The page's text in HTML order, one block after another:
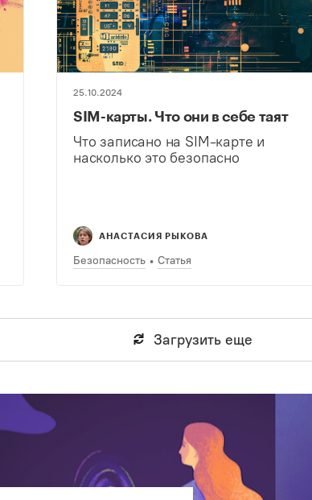
25.10.2024
SIM-карты. Что они в себе таят
Что записано на SIM-карте и
насколько это безопасно
АНАСТАСИЯ РЫКОВА
Безопасность Статья
Загрузить еще